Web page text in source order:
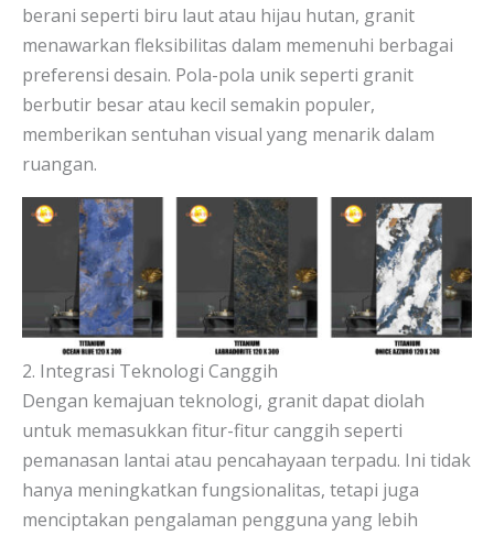
berani seperti biru laut atau hijau hutan, granit
menawarkan fleksibilitas dalam memenuhi berbagai
preferensi desain. Pola-pola unik seperti granit
berbutir besar atau kecil semakin populer,
memberikan sentuhan visual yang menarik dalam
ruangan.
2. Integrasi Teknologi Canggih
Dengan kemajuan teknologi, granit dapat diolah
untuk memasukkan fitur-fitur canggih seperti
pemanasan lantai atau pencahayaan terpadu. Ini tidak
hanya meningkatkan fungsionalitas, tetapi juga
menciptakan pengalaman pengguna yang lebih